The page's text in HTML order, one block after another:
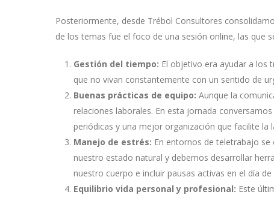
Posteriormente, desde Trébol Consultores
de los temas fue el foco de una sesión online, las que
Gestión del tiempo: El objetivo era ayudar a los
que no vivan constantemente con un sentido de
Buenas prácticas de equipo: Aunque la
relaciones laborales. En esta jornada
periódicas y una mejor organización que facilite la
Manejo de estrés: En entornos de teletrabajo
nuestro estado natural y debemos desarrollar
nuestro cuerpo e incluir pausas activas en el día
Equilibrio vida personal y profesional: Este